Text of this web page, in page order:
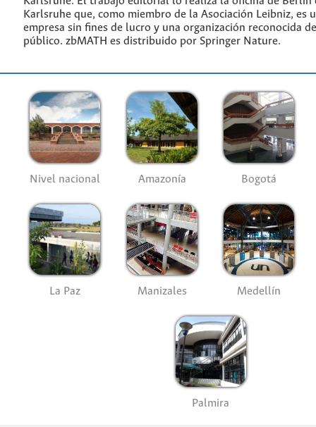
Karlsruhe que, como miembro de la Asociación Leibniz, es
empresa sin fines de lucro y una organización reconocida
público. zbMATH es distribuido por Springer Nature.
Nivel nacional Amazonía Bogotá
La Paz Manizales Medellín
Palmira